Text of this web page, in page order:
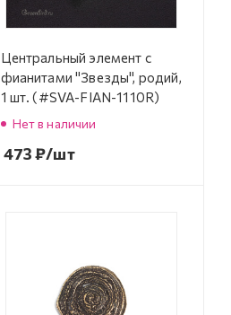
Центральный элемент с
фианитами "Звезды", родий,
1 шт. (#SVA-FIAN-1110R)
Нет в наличии
473₽/шт